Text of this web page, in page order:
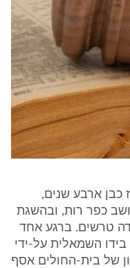
אז כבן ארבע שנים,
כפר רות, ובהשגת
טרשים. ברגע אחד
השמאלית על-ידי
של בית-החולים אסף